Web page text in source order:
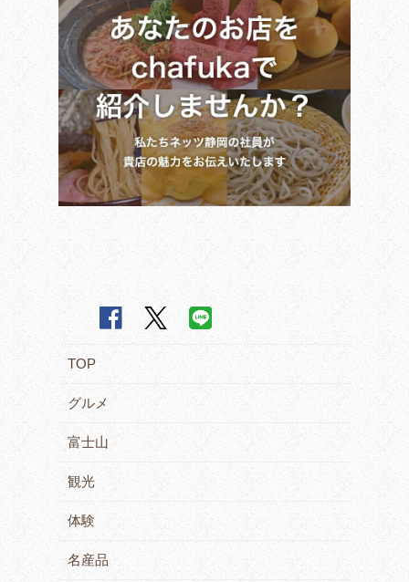
TOP
グルメ
富士山
観光
体験
名産品